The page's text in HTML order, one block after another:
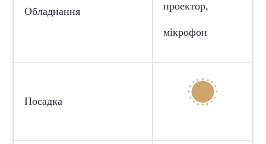
Обладнання проектор,
мікрофон
Посадка